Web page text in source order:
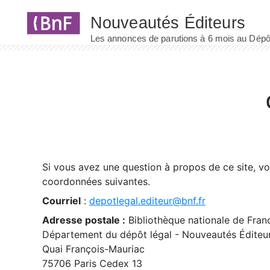
Si vous avez une question à propos de ce site,
coordonnées suivantes.
Courriel : depotlegal.editeur@bnf.fr
Adresse postale : Bibliothèque nationale de
Département du dépôt légal - Nouveautés
Quai François-Mauriac
75706 Paris Cedex 13